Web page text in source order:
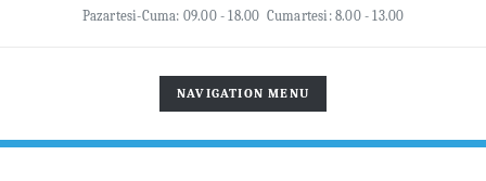
Pazartesi-Cuma: 09.00 - 18.00 Cumartesi: 8.00 - 13.00
TOGGLE
NAVIGATION
NAVIGATION MENU